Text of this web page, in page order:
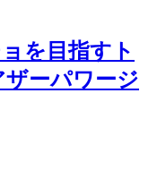
を目指すト
ーパワージ